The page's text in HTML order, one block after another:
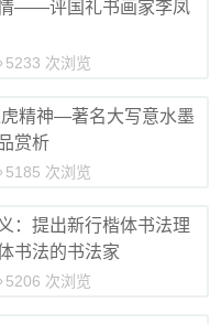
——评国礼书画家李凤
5233 次浏览
精神—著名大写意水墨
赏析
5185 次浏览
：提出新行楷体书法理
书法的书法家
5206 次浏览